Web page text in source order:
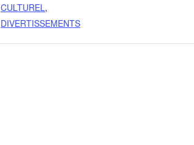
CULTUREL,
DIVERTISSEMENTS